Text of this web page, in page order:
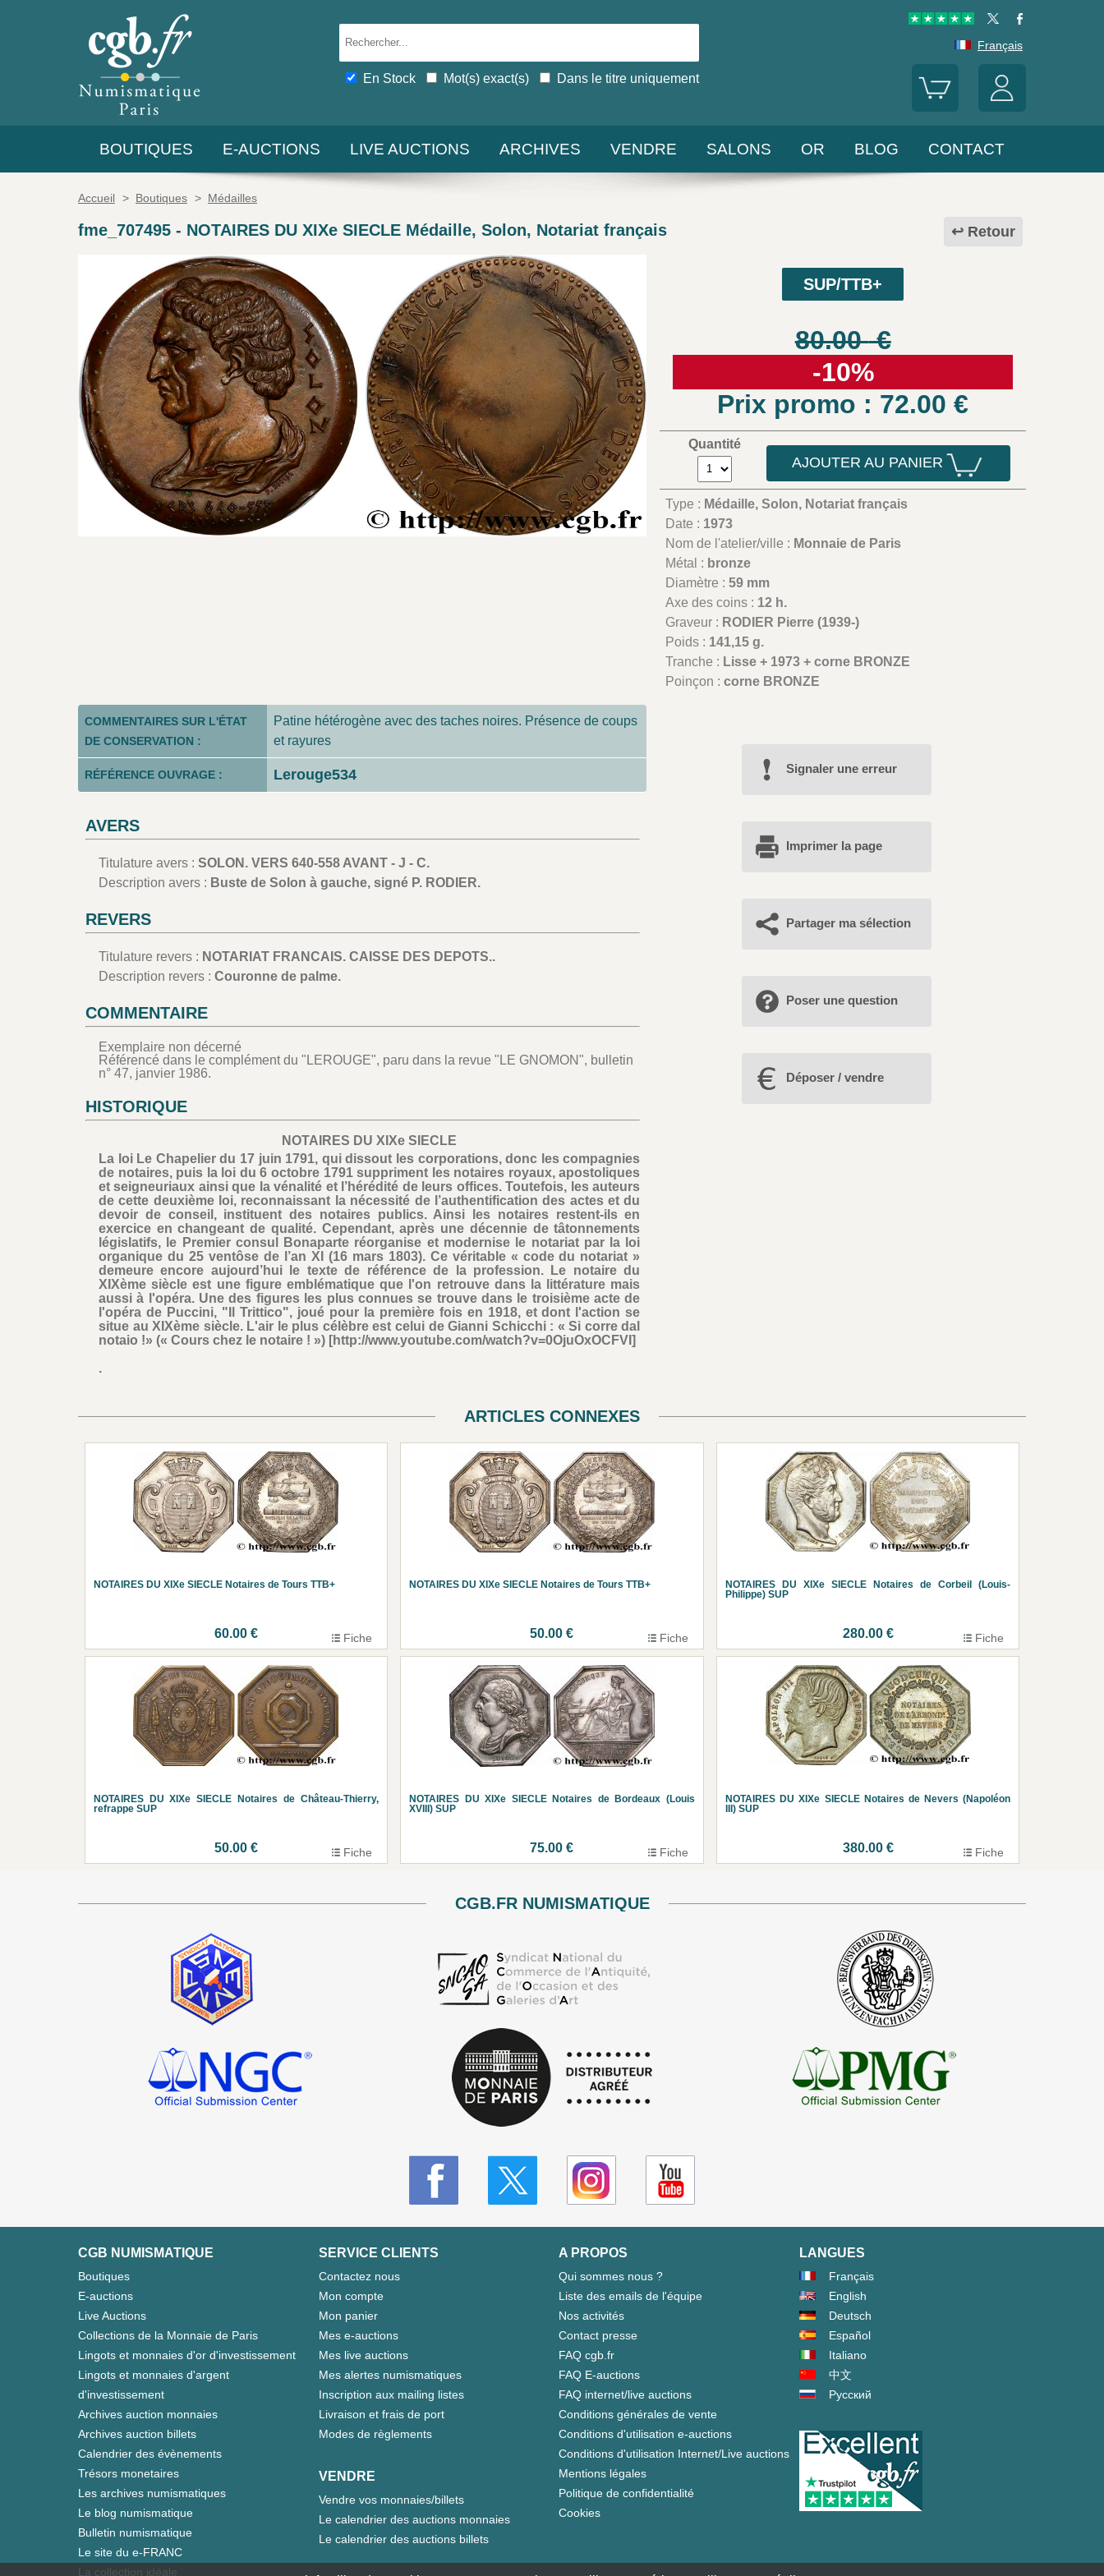
En Stock Mot(s) exact(s) Dans le titre uniquement
Français
BOUTIQUES E-AUCTIONS LIVE AUCTIONS ARCHIVES VENDRE SALONS OR BLOG CONTACT
Accueil > Boutiques > Médailles
Retour
fme_707495 - NOTAIRES DU XIXe SIECLE Médaille, Solon, Notariat français
SUP/TTB+
80.00€
-10%
Prix promo : 72.00 €
Quantité
AJOUTER AU PANIER
Type : Médaille, Solon, Notariat français
Date : 1973
Nom de l'atelier/ville : Monnaie de Paris
Métal : bronze
Diamètre :59 mm
Axe des coins : 12 h.
Graveur : RODIER Pierre (1939-)
Poids : 141,15 g.
Tranche : Lisse + 1973 + corne BRONZE
Poinçon :corne BRONZE
COMMENTAIRES SUR L'ÉTAT
DE CONSERVATION :
Patine hétérogène avec des taches noires. Présence de coups
et rayures
RÉFÉRENCE OUVRAGE : Lerouge534
AVERS
Titulature avers : SOLON. VERS 640-558 AVANT - J - C.
Description avers : Buste de Solon à gauche, signé P. RODIER.
REVERS
Titulature revers : NOTARIAT FRANCAIS. CAISSE DES DEPOTS..
Description revers : Couronne de palme.
COMMENTAIRE
Exemplaire non décerné
Référencé dans le complément du "LEROUGE", paru dans la revue "LE GNOMON", bulletin
n° 47, janvier 1986.
HISTORIQUE
NOTAIRES DU XIXe SIECLE
La loi Le Chapelier du 17 juin 1791, qui dissout les corporations, donc les compagnies
de notaires, puis la loi du 6 octobre 1791 suppriment les notaires royaux, apostoliques
et seigneuriaux ainsi que la vénalité et l’hérédité de leurs offices. Toutefois, les auteurs
de cette deuxième loi, reconnaissant la nécessité de l’authentification des actes et du
devoir de conseil, instituent des notaires publics. Ainsi les notaires restent-ils en
exercice en changeant de qualité. Cependant, après une décennie de tâtonnements
législatifs, le Premier consul Bonaparte réorganise et modernise le notariat par la loi
organique du 25 ventôse de l’an XI (16 mars 1803). Ce véritable « code du notariat »
demeure encore aujourd’hui le texte de référence de la profession. Le notaire du
XIXème siècle est une figure emblématique que l'on retrouve dans la littérature mais
aussi à l'opéra. Une des figures les plus connues se trouve dans le troisième acte de
l'opéra de Puccini, "Il Trittico", joué pour la première fois en 1918, et dont l'action se
situe au XIXème siècle. L'air le plus célèbre est celui de Gianni Schicchi : « Si corre dal
notaio !» (« Cours chez le notaire ! ») [http://www.youtube.com/watch?v=0OjuOxOCFVI]
.
Signaler une erreur
Imprimer la page
Partager ma sélection
Poser une question
Déposer / vendre
ARTICLES CONNEXES
NOTAIRES DU XIXe SIECLE Notaires de Tours TTB+
60.00 € Fiche
NOTAIRES DU XIXe SIECLE Notaires de Tours TTB+
50.00 € Fiche
NOTAIRES DU XIXe SIECLE Notaires de Corbeil (Louis-
Philippe) SUP
280.00 € Fiche
NOTAIRES DU XIXe SIECLE Notaires de Château-Thierry,
refrappe SUP
50.00 € Fiche
NOTAIRES DU XIXe SIECLE Notaires de Bordeaux (Louis
XVIII) SUP
75.00 € Fiche
NOTAIRES DU XIXe SIECLE Notaires de Nevers (Napoléon
III) SUP
380.00 € Fiche
CGB.FR NUMISMATIQUE
CGB NUMISMATIQUE
Boutiques
E-auctions
Live Auctions
Collections de la Monnaie de Paris
Lingots et monnaies d'or d'investissement
Lingots et monnaies d'argent
d'investissement
Archives auction monnaies
Archives auction billets
Calendrier des évènements
Trésors monetaires
Les archives numismatiques
Le blog numismatique
Bulletin numismatique
Le site du e-FRANC
La collection idéale
SERVICE CLIENTS
Contactez nous
Mon compte
Mon panier
Mes e-auctions
Mes live auctions
Mes alertes numismatiques
Inscription aux mailing listes
Livraison et frais de port
Modes de règlements
VENDRE
Vendre vos monnaies/billets
Le calendrier des auctions monnaies
Le calendrier des auctions billets
A PROPOS
Qui sommes nous ?
Liste des emails de l'équipe
Nos activités
Contact presse
FAQ cgb.fr
FAQ E-auctions
FAQ internet/live auctions
Conditions générales de vente
Conditions d'utilisation e-auctions
Conditions d'utilisation Internet/Live auctions
Mentions légales
Politique de confidentialité
Cookies
LANGUES
Français
English
Deutsch
Español
Italiano
中文
Русский